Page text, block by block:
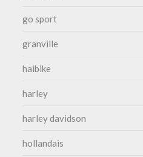
go sport
granville
haibike
harley
harley davidson
hollandais